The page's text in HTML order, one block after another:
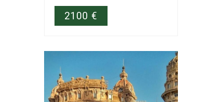
2100 €